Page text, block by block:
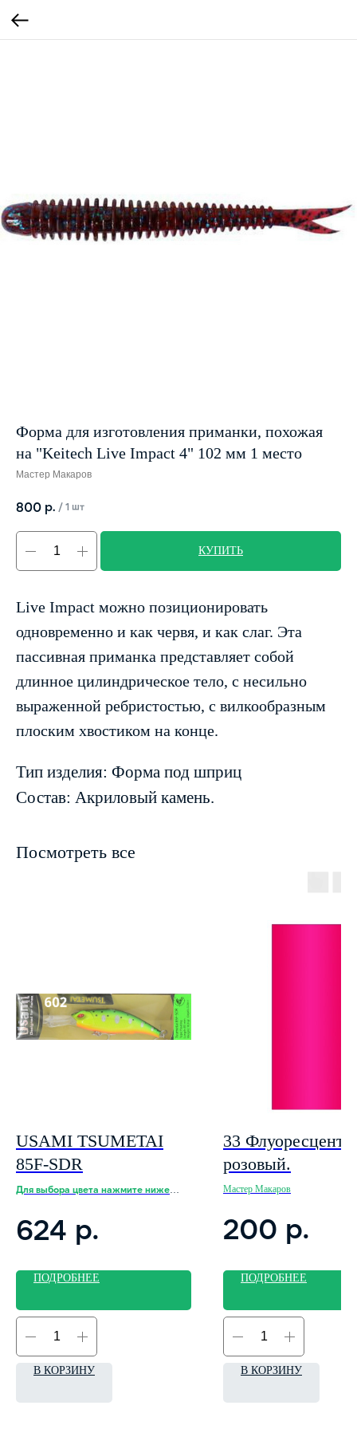
Форма для изготовления приманки, похожая
на "Keitech Live Impact 4" 102 мм 1 место
Мастер Макаров
800 р. /1 шт
КУПИТЬ
Live Impact можно позиционировать
одновременно и как червя, и как слаг. Эта
пассивная приманка представляет собой
длинное цилиндрическое тело, с несильно
выраженной ребристостью, с вилкообразным
плоским хвостиком на конце.
Тип изделия: Форма под шприц
Состав: Акриловый камень.
Посмотреть все
USAMI TSUMETAI
85F-SDR
Для выбора цвета нажмите ниже
624 р.
ПОДРОБНЕЕ
В КОРЗИНУ
33
розовый.
Мастер Макаров
200 р.
ПОДРОБНЕЕ
В КОРЗИНУ